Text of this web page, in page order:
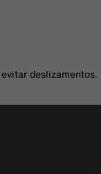
deslizamentos.